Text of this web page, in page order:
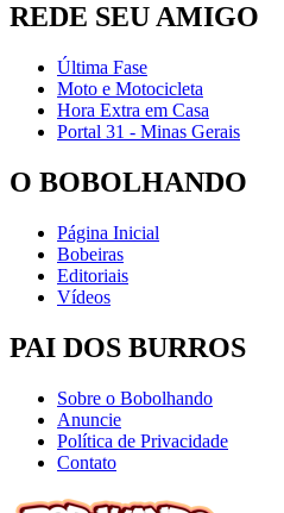
REDE SEU AMIGO
Última Fase
Moto e Motocicleta
Hora Extra em Casa
Portal 31 - Minas Gerais
O BOBOLHANDO
Página Inicial
Bobeiras
Editoriais
Vídeos
PAI DOS BURROS
Sobre o Bobolhando
Anuncie
Política de Privacidade
Contato